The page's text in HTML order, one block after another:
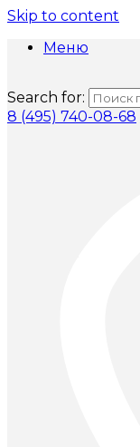
Skip to content
Меню
Search for:
8 (495) 740-08-68